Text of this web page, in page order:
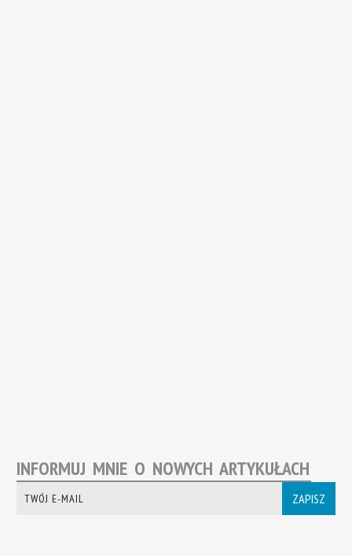
INFORMUJ MNIE O NOWYCH ARTYKUŁACH
ZAPISZ